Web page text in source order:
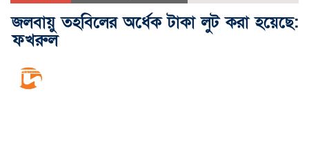
জলবায়ু তহবিলের অর্ধেক টাকা লুট করা হয়েছে:
ফখরুল